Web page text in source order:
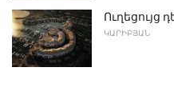
Ուղեցույց
ԿԱՐԻԲՅԱՆ